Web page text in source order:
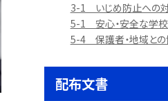
3-1 いじめ防止への
5-1 安心・安全な学
5-4 保護者・地域との
配布文書